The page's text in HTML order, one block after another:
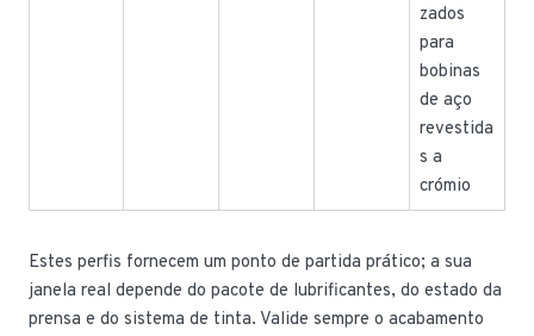
zados
para
bobinas
de aço
revestida
s a
crómio
Estes perfis fornecem um ponto de partida prático; a sua
janela real depende do pacote de lubrificantes, do estado da
prensa e do sistema de tinta. Valide sempre o acabamento